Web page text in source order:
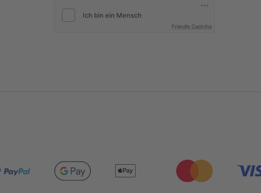
Friendly Captcha